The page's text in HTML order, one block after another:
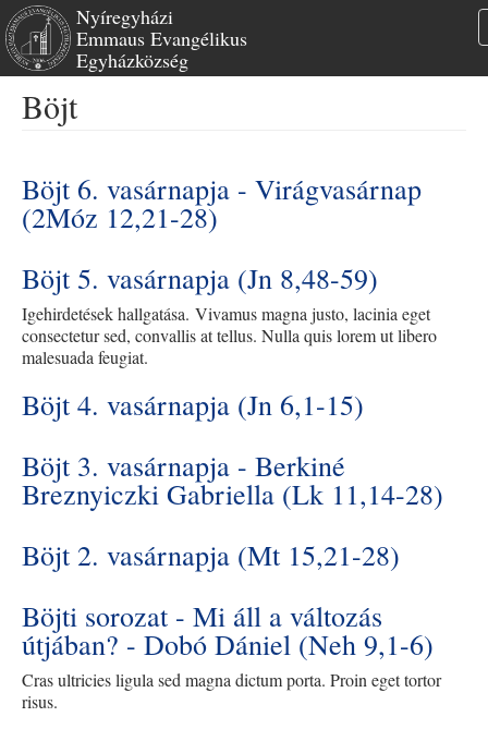
Ugrás
tartalomra
Nyíregyházi
Emmaus Evangélikus
Egyházközség
Böjt
Böjt 6. vasárnapja - Virágvasárnap
(2Móz 12,21-28)
Böjt 5. vasárnapja (Jn 8,48-59)
Igehirdetések hallgatása. Vivamus magna justo, lacinia eget
consectetur sed, convallis at tellus. Nulla quis lorem ut libero
malesuada feugiat.
Böjt 4. vasárnapja (Jn 6,1-15)
Böjt 3. vasárnapja - Berkiné
Breznyiczki Gabriella (Lk 11,14-28)
Böjt 2. vasárnapja (Mt 15,21-28)
Böjti sorozat - Mi áll a változás
útjában? - Dobó Dániel (Neh 9,1-6)
Cras ultricies ligula sed magna dictum porta. Proin eget tortor
risus.